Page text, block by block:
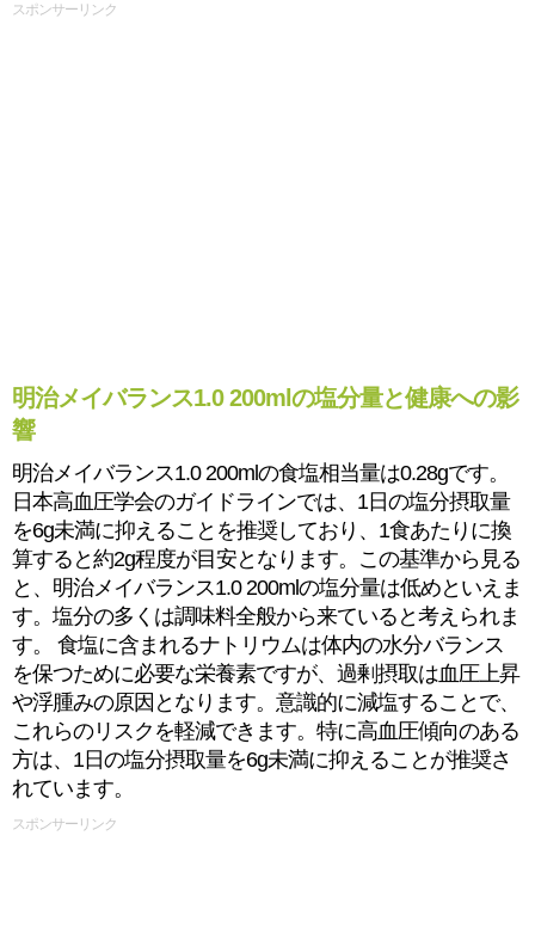
スポンサーリンク
明治メイバランス1.0 200mlの塩分量と健康への影
響
明治メイバランス1.0 200mlの食塩相当量は0.28gです。
日本高血圧学会のガイドラインでは、1日の塩分摂取量
を6g未満に抑えることを推奨しており、1食あたりに換
算すると約2g程度が目安となります。この基準から見る
と、明治メイバランス1.0 200mlの塩分量は低めといえま
す。塩分の多くは調味料全般から来ていると考えられま
す。 食塩に含まれるナトリウムは体内の水分バランス
を保つために必要な栄養素ですが、過剰摂取は血圧上昇
や浮腫みの原因となります。意識的に減塩することで、
これらのリスクを軽減できます。特に高血圧傾向のある
方は、1日の塩分摂取量を6g未満に抑えることが推奨さ
れています。
スポンサーリンク